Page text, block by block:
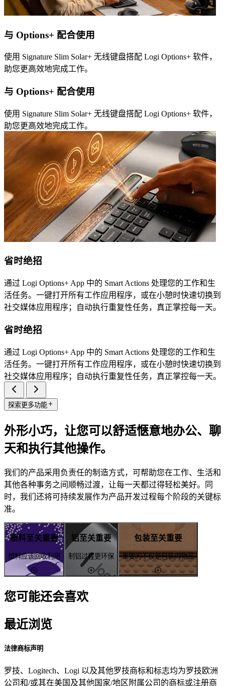
与 Options+ 配合使用
使用 Signature Slim Solar+ 无线键盘搭配 Logi Options+ 软件，
助您更高效地完成工作。
与 Options+ 配合使用
使用 Signature Slim Solar+ 无线键盘搭配 Logi Options+ 软件，
助您更高效地完成工作。
省时绝招
通过 Logi Options+ App 中的 Smart Actions 处理您的工作和生
活任务。一键打开所有工作应用程序，或在小憩时快速切换到
社交媒体应用程序；自动执行重复性任务，真正掌控每一天。
省时绝招
通过 Logi Options+ App 中的 Smart Actions 处理您的工作和生
活任务。一键打开所有工作应用程序，或在小憩时快速切换到
社交媒体应用程序；自动执行重复性任务，真正掌控每一天。
探索更多功能
外形小巧，让您可以舒适惬意地办公、聊
天和执行其他操作。
我们的产品采用负责任的制造方式，可帮助您在工作、生活和
其他各种事务之间顺畅过渡，让每一天都过得轻松美好。同
时，我们还将可持续发展作为产品开发过程每个阶段的关键标
准。
塑料至关重要
塑料应该回收利用
铝至关重要
制铝过程更环保
包装至关重要
重要的不仅是包装内物品
您可能还会喜欢
最近浏览
法律商标声明
罗技、Logitech、Logi 以及其他罗技商标和标志均为罗技欧洲
公司和/或其在美国及其他国家/地区附属公司的商标或注册商